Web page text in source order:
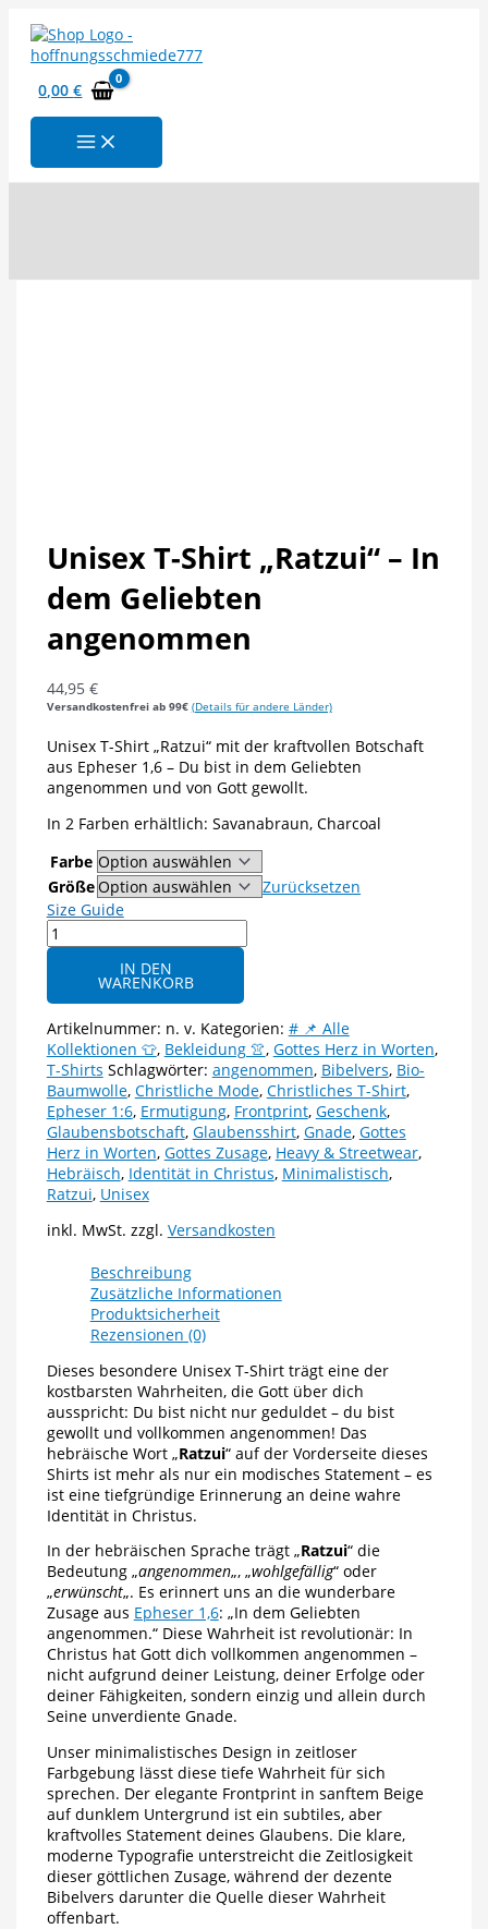
Inhalt
springen
0,00€
Unisex T-Shirt „Ratzui“ – In
dem Geliebten
angenommen
44,95 €
Versandkostenfrei ab 99€ (Details für andere Länder)
Unisex T-Shirt „Ratzui“ mit der kraftvollen Botschaft
aus Epheser 1,6 – Du bist in dem Geliebten
angenommen und von Gott gewollt.
In 2 Farben erhältlich: Savanabraun, Charcoal
Farbe
Größe
Zurücksetzen
Size Guide
Unisex
T-
"Ratzui"
In
dem
Geliebten
angenommen
Menge
IN DEN
WARENKORB
Artikelnummer: n. v. Kategorien: # 📌 Alle
Kollektionen 👕, Bekleidung 👚, Gottes Herz in Worten,
T-Shirts Schlagwörter: angenommen, Bibelvers, Bio-
Baumwolle, Christliche Mode, Christliches T-Shirt,
Epheser 1:6, Ermutigung, Frontprint, Geschenk,
Glaubensbotschaft, Glaubensshirt, Gnade, Gottes
Herz in Worten, Gottes Zusage, Heavy & Streetwear,
Hebräisch, Identität in Christus, Minimalistisch,
Ratzui, Unisex
inkl. MwSt. zzgl. Versandkosten
Beschreibung
Zusätzliche Informationen
Produktsicherheit
Rezensionen (0)
Dieses besondere Unisex T-Shirt trägt eine der
kostbarsten Wahrheiten, die Gott über dich
ausspricht: Du bist nicht nur geduldet – du bist
gewollt und vollkommen angenommen! Das
hebräische Wort „Ratzui“ auf der Vorderseite dieses
Shirts ist mehr als nur ein modisches Statement – es
ist eine tiefgründige Erinnerung an deine wahre
Identität in Christus.
In der hebräischen Sprache trägt „Ratzui“ die
Bedeutung „angenommen„, „wohlgefällig“ oder
„erwünscht„. Es erinnert uns an die wunderbare
Zusage aus Epheser 1,6: „In dem Geliebten
angenommen.“ Diese Wahrheit ist revolutionär: In
Christus hat Gott dich vollkommen angenommen –
nicht aufgrund deiner Leistung, deiner Erfolge oder
deiner Fähigkeiten, sondern einzig und allein durch
Seine unverdiente Gnade.
Unser minimalistisches Design in zeitloser
Farbgebung lässt diese tiefe Wahrheit für sich
sprechen. Der elegante Frontprint in sanftem Beige
auf dunklem Untergrund ist ein subtiles, aber
kraftvolles Statement deines Glaubens. Die klare,
moderne Typografie unterstreicht die Zeitlosigkeit
dieser göttlichen Zusage, während der dezente
Bibelvers darunter die Quelle dieser Wahrheit
offenbart.